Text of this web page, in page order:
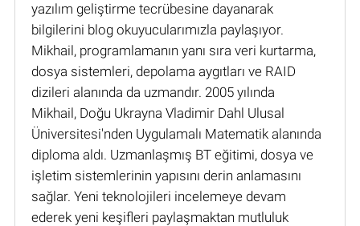
yazılım geliştirme tecrübesine dayanarak
bilgilerini blog okuyucularımızla paylaşıyor.
Mikhail, programlamanın yanı sıra veri kurtarma,
dosya sistemleri, depolama aygıtları ve RAID
dizileri alanında da uzmandır. 2005 yılında
Mikhail, Doğu Ukrayna Vladimir Dahl Ulusal
Üniversitesi'nden Uygulamalı Matematik alanında
diploma aldı. Uzmanlaşmış BT eğitimi, dosya ve
işletim sistemlerinin yapısını derin anlamasını
sağlar. Yeni teknolojileri incelemeye devam
ederek yeni keşifleri paylaşmaktan mutluluk